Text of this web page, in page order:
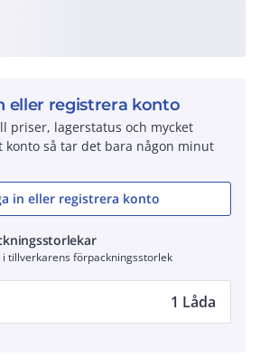
eller registrera konto
priser, lagerstatus och mycket
konto så tar det bara någon minut
in eller registrera konto
tillverkarens förpackningsstorlek
1 Låda